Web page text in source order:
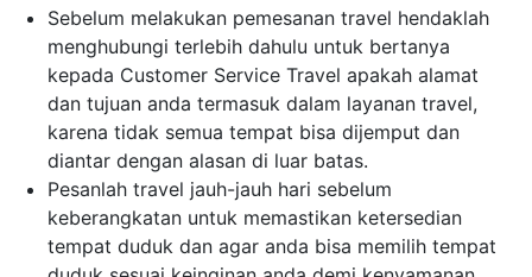
Sebelum melakukan pemesanan travel hendaklah
menghubungi terlebih dahulu untuk bertanya
kepada Customer Service Travel apakah alamat
dan tujuan anda termasuk dalam layanan travel,
karena tidak semua tempat bisa dijemput dan
diantar dengan alasan di luar batas.
Pesanlah travel jauh-jauh hari sebelum
keberangkatan untuk memastikan ketersedian
tempat duduk dan agar anda bisa memilih tempat